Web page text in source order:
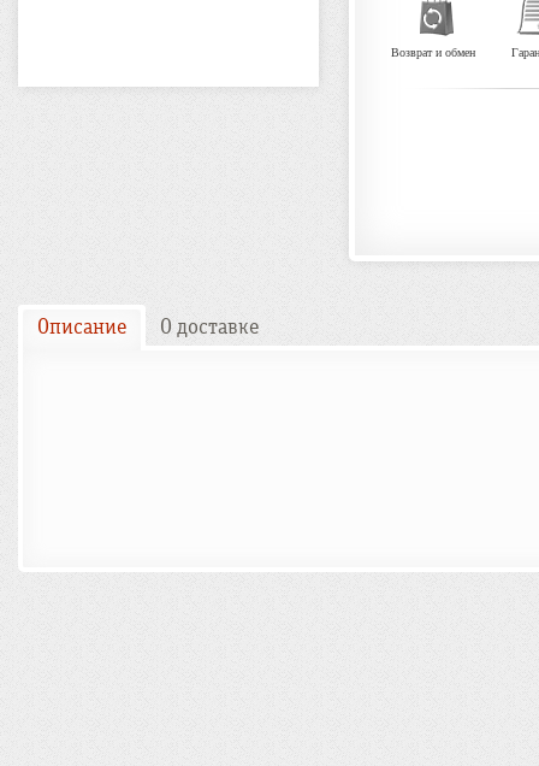
Возврат и обмен
Описание О доставке